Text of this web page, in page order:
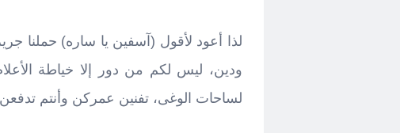
لذا أعود لأقول (آسفين يا ساره) حملنا
ودين، ليس لكم من دور إلا خياطة
لساحات الوغى، تفنين عمركن وأنتم